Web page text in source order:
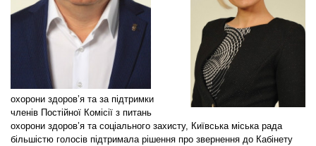
охорони здоров’я та за підтримки
членів Постійної Комісії з питань
охорони здоров’я та соціального захисту, Київська міська рада
більшістю голосів підтримала рішення про звернення до Кабінету